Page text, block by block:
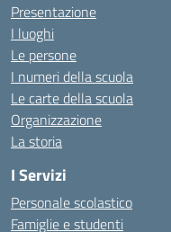
Presentazione
I luoghi
Le persone
I numeri della scuola
Le carte della scuola
Organizzazione
La storia
I Servizi
Personale scolastico
Famiglie e studenti